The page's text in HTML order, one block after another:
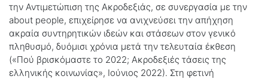
την Αντιμετώπιση της Ακροδεξιάς, σε συνεργασία με την
about people, επιχείρησε να ανιχνεύσει την απήχηση
ακραία συντηρητικών ιδεών και στάσεων στον γενικό
πληθυσμό, δυόμισι χρόνια μετά την τελευταία έκθεση
(«Πού βρισκόμαστε το 2022; Ακροδεξιές τάσεις της
ελληνικής κοινωνίας», Ιούνιος 2022). Στη φετινή